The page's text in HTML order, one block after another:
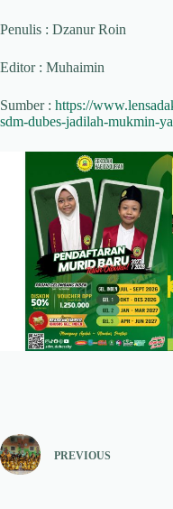
Penulis : Dzanur Roin
Editor : Muhaimin
Sumber : https://
sdm-dubes-jadilah-mukmin-
PREVIOUS